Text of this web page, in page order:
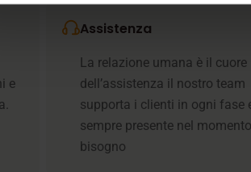
e
Assistenza
La relazione umana è il cuore
dell’assistenza il nostro team
supporta i clienti in ogni fase
sempre presente nel
bisogno